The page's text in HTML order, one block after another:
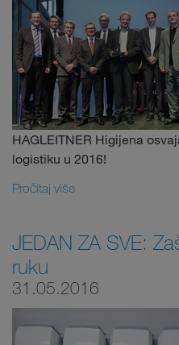
HAGLEITNER Higijena
logistiku u 2016!
Pročitaj više
JEDAN ZA SVE:
ruku
31.05.2016